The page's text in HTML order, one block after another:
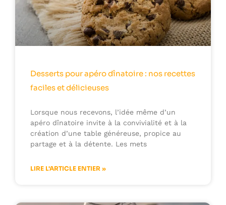
Desserts pour apéro dînatoire : nos recettes
faciles et délicieuses
Lorsque nous recevons, l’idée même d’un
apéro dînatoire invite à la convivialité et à la
création d’une table généreuse, propice au
partage et à la détente. Les mets
LIRE L'ARTICLE ENTIER »